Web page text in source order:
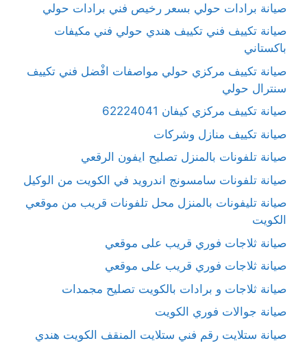
صيانة برادات حولي بسعر رخيص فني برادات حولي
صيانة تكييف فني تكييف هندي حولي فني مكيفات
باكستاني
صيانة تكييف مركزي حولي مواصفات افْضل فني تكييف
سنترال حولي
صيانة تكييف مركزي كيفان 62224041
صيانة تكييف منازل وشركات
صيانة تلفونات بالمنزل تصليح ايفون الرقعي
صيانة تلفونات سامسونج اندرويد في الكويت من الوكيل
صيانة تليفونات بالمنزل محل تلفونات قريب من موقعي
الكويت
صيانة ثلاجات فوري قريب على موقعي
صيانة ثلاجات فوري قريب على موقعي
صيانة ثلاجات و برادات بالكويت تصليح مجمدات
صيانة جوالات فوري الكويت
صيانة ستلايت رقم فني ستلايت المنقف الكويت هندي